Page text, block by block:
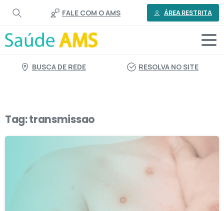
conteúdo
FALE COM O AMS ÁREA RESTRITA
BUSCA DE REDE RESOLVA NO SITE
Tag:transmissao